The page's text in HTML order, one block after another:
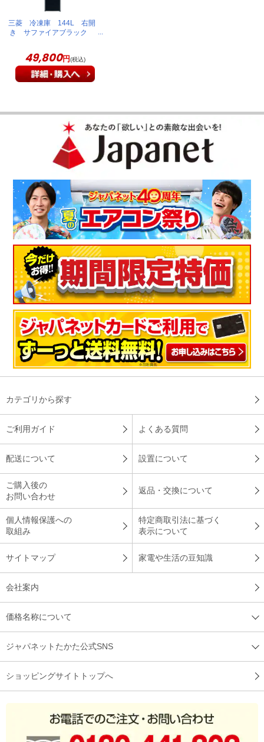
引き出し式で使いやすい
（栃木県60代K.M様）
ストックにちょうどいい容量
たっぷり入ります！共働きで朝から弁当を作るため色々ストッ
クができて便利です。
（神奈川県50代O.K様）
「お客様の声」は実際にご購入されたお客様からのご意見を掲載しておりま
す。
商品により、同一シリーズをご購入された方の声を含みます。
三菱 冷凍庫 144L 右開
き サファイアブラック
49,800円(税込)
カテゴリから探す
ご利用ガイド よくある質問
配送について 設置について
ご購入後の
お問い合わせ
返品・交換について
個人情報保護への
取組み
特定商取引法に基づく
表示について
サイトマップ 家電や生活の豆知識
会社案内
価格名称について
ジャパネットたかた公式SNS
ショッピングサイトトップへ